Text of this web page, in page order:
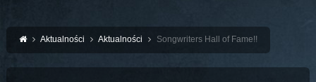
Aktualności Aktualności Songwriters Hall of Fame!!